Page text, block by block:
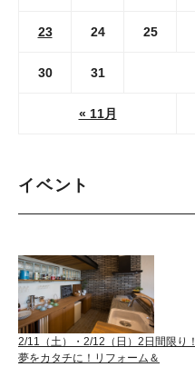
« 11月
23 24 25
30 31
イベント
2/11（土）・2/12（日）2日間限り！
夢をカタチに！リフォーム＆